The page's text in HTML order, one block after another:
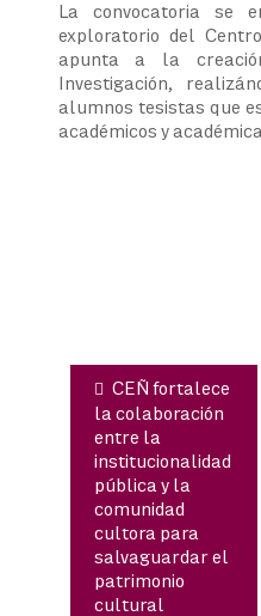
La convocatoria se
exploratorio del
apunta a la
Investigación,
alumnos tesistas que
académicos y
CEÑ fortalece
la colaboración
entre la
institucionalidad
pública y la
comunidad
cultora para
salvaguardar el
patrimonio
cultural